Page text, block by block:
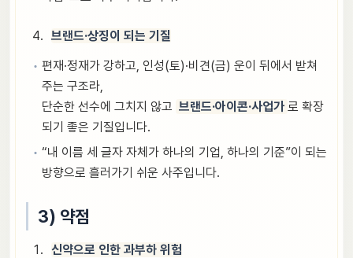
브랜드·상징이 되는 기질
편재·정재가 강하고, 인성(토)·비견(금) 운이 뒤에서 받쳐
주는 구조라,
단순한 선수에 그치지 않고 브랜드·아이콘·사업가 로 확장
되기 좋은 기질입니다.
“내 이름 세 글자 자체가 하나의 기업, 하나의 기준”이 되는
방향으로 흘러가기 쉬운 사주입니다.
3) 약점
신약으로 인한 과부하 위험